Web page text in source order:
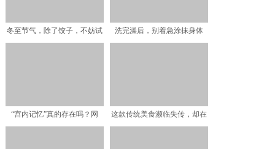
冬至节气，除了饺子，不妨试
洗完澡后，别着急涂抹身体
“宫内记忆”真的存在吗？网
这款传统美食濒临失传，却在